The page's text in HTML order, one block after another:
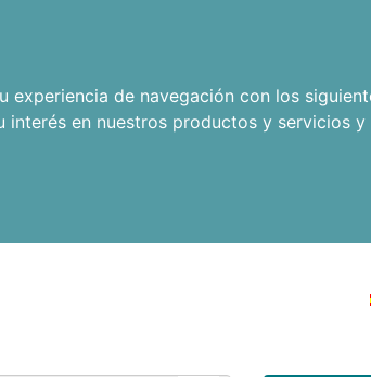
de navegación con los
interés en nuestros productos y servicios